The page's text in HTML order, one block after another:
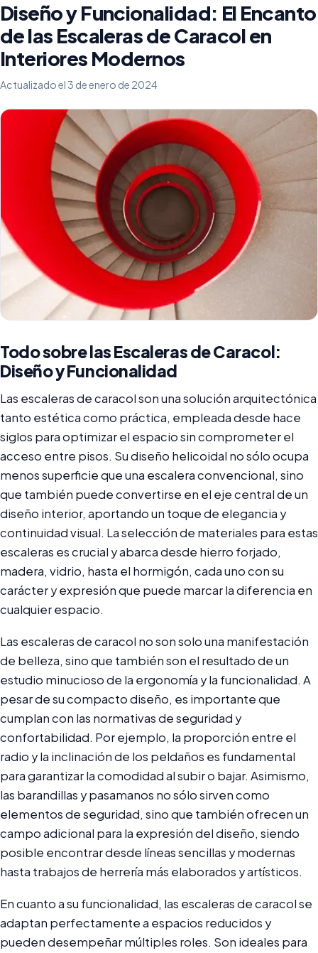
Diseño y Funcionalidad: El Encanto
de las Escaleras de Caracol en
Interiores Modernos
Actualizado el 3 de enero de 2024
Todo sobre las Escaleras de Caracol:
Diseño y Funcionalidad
Las escaleras de caracol son una solución arquitectónica
tanto estética como práctica, empleada desde hace
siglos para optimizar el espacio sin comprometer el
acceso entre pisos. Su diseño helicoidal no sólo ocupa
menos superficie que una escalera convencional, sino
que también puede convertirse en el eje central de un
diseño interior, aportando un toque de elegancia y
continuidad visual. La selección de materiales para estas
escaleras es crucial y abarca desde hierro forjado,
madera, vidrio, hasta el hormigón, cada uno con su
carácter y expresión que puede marcar la diferencia en
cualquier espacio.
Las escaleras de caracol no son solo una manifestación
de belleza, sino que también son el resultado de un
estudio minucioso de la ergonomía y la funcionalidad. A
pesar de su compacto diseño, es importante que
cumplan con las normativas de seguridad y
confortabilidad. Por ejemplo, la proporción entre el
radio y la inclinación de los peldaños es fundamental
para garantizar la comodidad al subir o bajar. Asimismo,
las barandillas y pasamanos no sólo sirven como
elementos de seguridad, sino que también ofrecen un
campo adicional para la expresión del diseño, siendo
posible encontrar desde líneas sencillas y modernas
hasta trabajos de herrería más elaborados y artísticos.
En cuanto a su funcionalidad, las escaleras de caracol se
adaptan perfectamente a espacios reducidos y
pueden desempeñar múltiples roles. Son ideales para